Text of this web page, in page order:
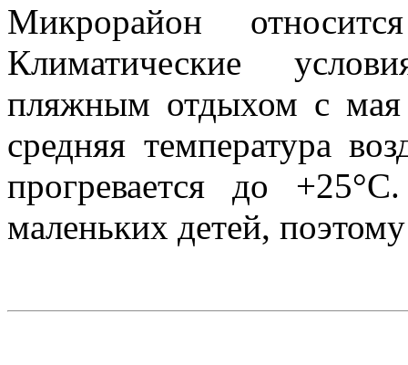
Микрорайон
Климатические
пляжным отдыхом с
средняя температура
прогревается до
маленьких детей,